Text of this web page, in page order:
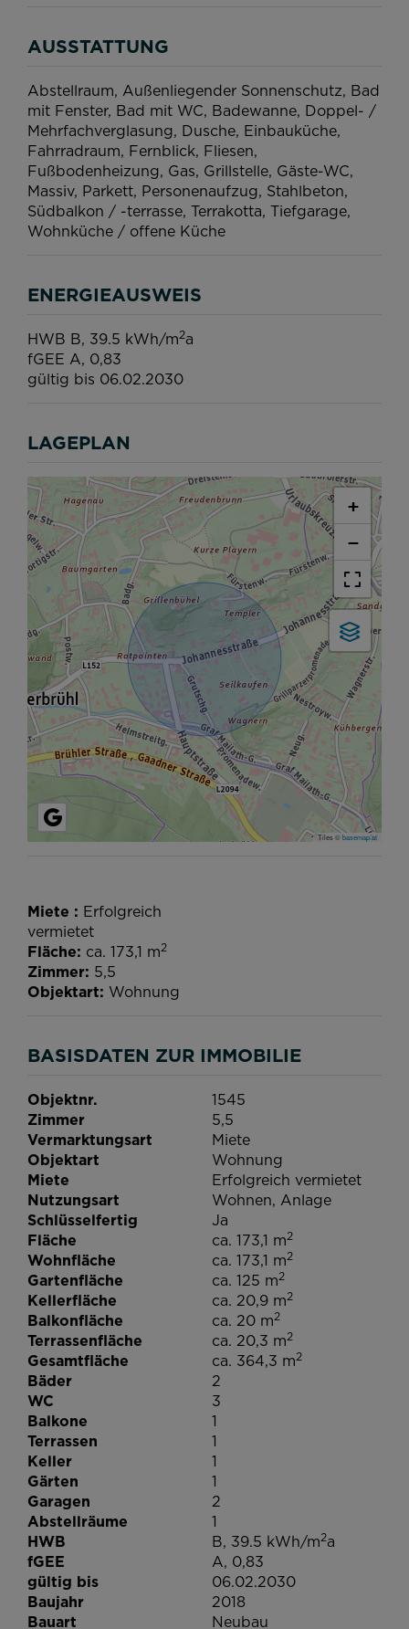
AUSSTATTUNG
Abstellraum Außenliegender Sonnenschutz Bad
mit Fenster Bad mit WC Badewanne Doppel- /
Mehrfachverglasung Dusche Einbauküche
Fahrradraum Fernblick Fliesen
Fußbodenheizung Gas Grillstelle Gäste-WC
Massiv Parkett Personenaufzug Stahlbeton
Südbalkon / -terrasse Terrakotta Tiefgarage
Wohnküche / offene Küche
ENERGIEAUSWEIS
HWB B, 39.5 kWh/m2a
fGEE A, 0,83
gültig bis 06.02.2030
LAGEPLAN
+
−
Tiles ©basemap.at
Miete
Erfolgreich
vermietet
Fläche ca. 173,1 m2
Zimmer 5,5
Objektart Wohnung
BASISDATEN ZUR IMMOBILIE
Objektnr.
1545
Zimmer
5,5
Vermarktungsart
Miete
Objektart
Wohnung
Miete
Erfolgreich vermietet
Nutzungsart
Wohnen Anlage
Schlüsselfertig
Ja
Fläche
ca. 173,1 m2
Wohnfläche ca. 173,1 m2
Gartenfläche ca. 125 m2
Kellerfläche ca. 20,9 m2
Balkonfläche ca. 20 m2
Terrassenfläche ca. 20,3 m2
Gesamtfläche ca. 364,3 m2
Bäder
2
WC
3
Balkone
1
Terrassen
1
Keller
1
Gärten
1
Garagen
2
Abstellräume
1
HWB
B, 39.5 kWh/m2a
fGEE
A, 0,83
gültig bis
06.02.2030
Baujahr
2018
Bauart
Neubau